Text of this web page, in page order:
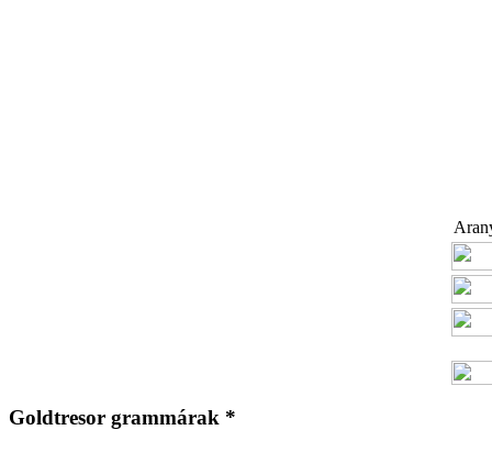
Goldtresor grammárak *